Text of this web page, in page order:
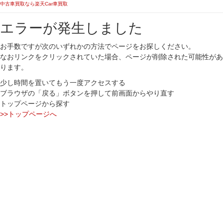
中古車買取なら楽天Car車買取
エラーが発生しました
お手数ですが次のいずれかの方法でページをお探しください。
なおリンクをクリックされていた場合、ページが削除された可能性があ
ります。
少し時間を置いてもう一度アクセスする
ブラウザの「戻る」ボタンを押して前画面からやり直す
トップページから探す
>>トップページへ